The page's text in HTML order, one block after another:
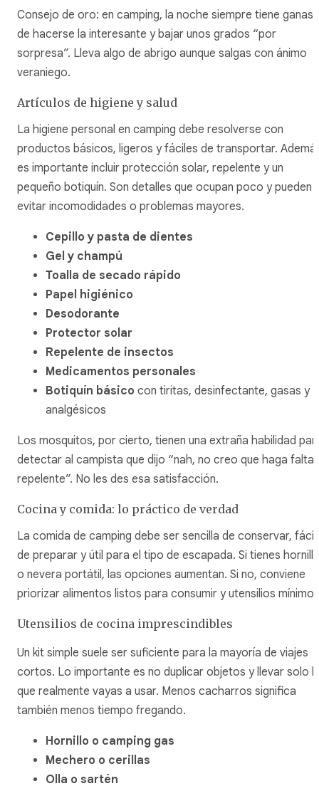
Consejo de oro: en camping, la noche siempre tiene ganas
de hacerse la interesante y bajar unos grados “por
sorpresa”. Lleva algo de abrigo aunque salgas con ánimo
veraniego.
Artículos de higiene y salud
La higiene personal en camping debe resolverse con
productos básicos, ligeros y fáciles de transportar.
es importante incluir protección solar, repelente y un
pequeño botiquín. Son detalles que ocupan poco y pueden
evitar incomodidades o problemas mayores.
Cepillo y pasta de dientes
Gel y champú
Toalla de secado rápido
Papel higiénico
Desodorante
Protector solar
Repelente de insectos
Medicamentos personales
Botiquín básico con tiritas, desinfectante, gasas y
analgésicos
Los mosquitos, por cierto, tienen una extraña habilidad
detectar al campista que dijo “nah, no creo que haga falta
repelente”. No les des esa satisfacción.
Cocina y comida: lo práctico de verdad
La comida de camping debe ser sencilla de conservar, fácil
de preparar y útil para el tipo de escapada. Si tienes
o nevera portátil, las opciones aumentan. Si no, conviene
priorizar alimentos listos para consumir y utensilios
Utensilios de cocina imprescindibles
Un kit simple suele ser suficiente para la mayoría de viajes
cortos. Lo importante es no duplicar objetos y llevar solo
que realmente vayas a usar. Menos cacharros significa
también menos tiempo fregando.
Hornillo o camping gas
Mechero o cerillas
Olla o sartén